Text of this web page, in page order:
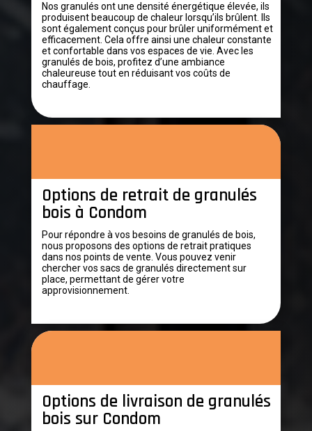
Nos granulés ont une densité énergétique élevée, ils
produisent beaucoup de chaleur lorsqu’ils brûlent. Ils
sont également conçus pour brûler uniformément et
efficacement. Cela offre ainsi une chaleur constante
et confortable dans vos espaces de vie. Avec les
granulés de bois, profitez d’une ambiance
chaleureuse tout en réduisant vos coûts de
chauffage.
Options de retrait de granulés
bois à Condom
Pour répondre à vos besoins de granulés de bois,
nous proposons des options de retrait pratiques
dans nos points de vente. Vous pouvez venir
chercher vos sacs de granulés directement sur
place, permettant de gérer votre
approvisionnement.
Options de livraison de granulés
bois sur Condom